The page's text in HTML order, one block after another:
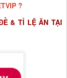
?
& TỈ LỆ ĂN TẠI